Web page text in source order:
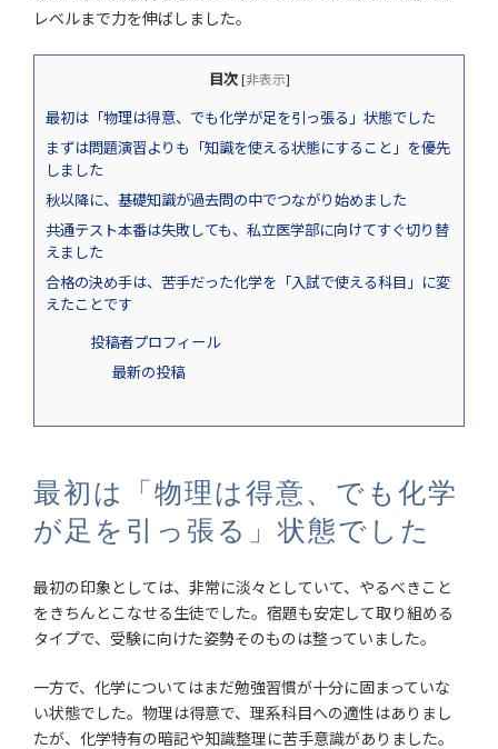
レベルまで力を伸ばしました。
目次 [非表示]
最初は「物理は得意、でも化学が足を引っ張る」状態でした
まずは問題演習よりも「知識を使える状態にすること」を優先
しました
秋以降に、基礎知識が過去問の中でつながり始めました
共通テスト本番は失敗しても、私立医学部に向けてすぐ切り替
えました
合格の決め手は、苦手だった化学を「入試で使える科目」に変
えたことです
投稿者プロフィール
最新の投稿
最初は「物理は得意、でも化学
が足を引っ張る」状態でした
最初の印象としては、非常に淡々としていて、やるべきこと
をきちんとこなせる生徒でした。宿題も安定して取り組める
タイプで、受験に向けた姿勢そのものは整っていました。
一方で、化学についてはまだ勉強習慣が十分に固まっていな
い状態でした。物理は得意で、理系科目への適性はありまし
たが、化学特有の暗記や知識整理に苦手意識がありました。